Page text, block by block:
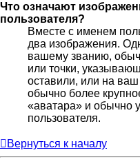
Что означают
пользователя?
Вместе с именем
два изображения.
вашему званию,
или точки,
оставили, или на
обычно более
«аватара» и обычно
пользователя.
Вернуться к началу